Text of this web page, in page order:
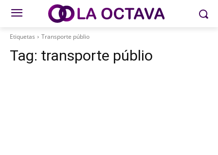
Etiquetas Transporte públio
Tag: transporte públio